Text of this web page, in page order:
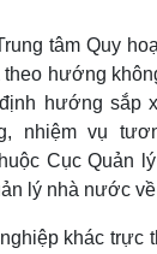
tâm Quy
hướng
hướng sắp
nhiệm vụ
Cục Quản
lý nhà nước
khác trực